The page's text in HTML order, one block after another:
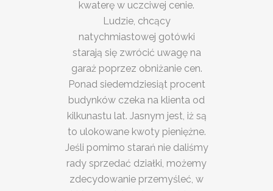
kwaterę w uczciwej cenie.
Ludzie, chcący
natychmiastowej gotówki
starają się zwrócić uwagę na
garaż poprzez obniżanie cen.
Ponad siedemdziesiąt procent
budynków czeka na klienta od
kilkunastu lat. Jasnym jest, iż są
to ulokowane kwoty pieniężne.
Jeśli pomimo starań nie daliśmy
rady sprzedać działki, możemy
zdecydowanie przemyśleć, w